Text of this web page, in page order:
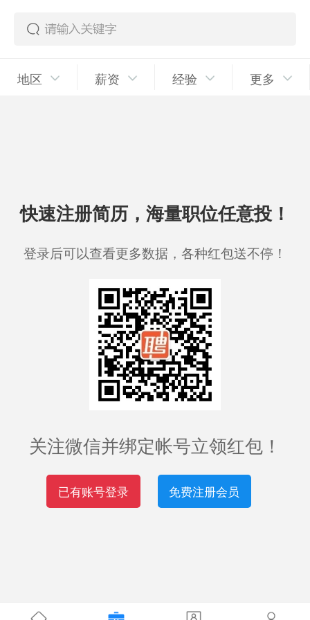
地区 薪资 经验 更多
快速注册简历，海量职位任意投！
登录后可以查看更多数据，各种红包送不停！
关注微信并绑定帐号立领红包！
已有账号登录 免费注册会员